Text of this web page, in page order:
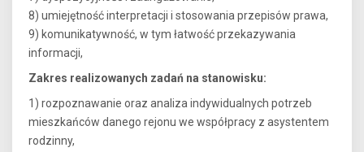
8) umiejętność interpretacji i stosowania przepisów prawa,
9) komunikatywność, w tym łatwość przekazywania
informacji,
Zakres realizowanych zadań na stanowisku:
1) rozpoznawanie oraz analiza indywidualnych potrzeb
mieszkańców danego rejonu we współpracy z asystentem
rodzinny,